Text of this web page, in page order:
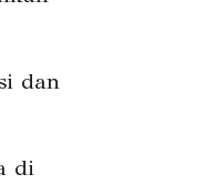
dan
di